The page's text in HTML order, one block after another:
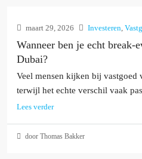
maart 29, 2026 Investeren,
Wanneer ben je echt break-
Dubai?
Veel mensen kijken bij vastgoed
terwijl het echte verschil vaak
Lees verder
door Thomas Bakker